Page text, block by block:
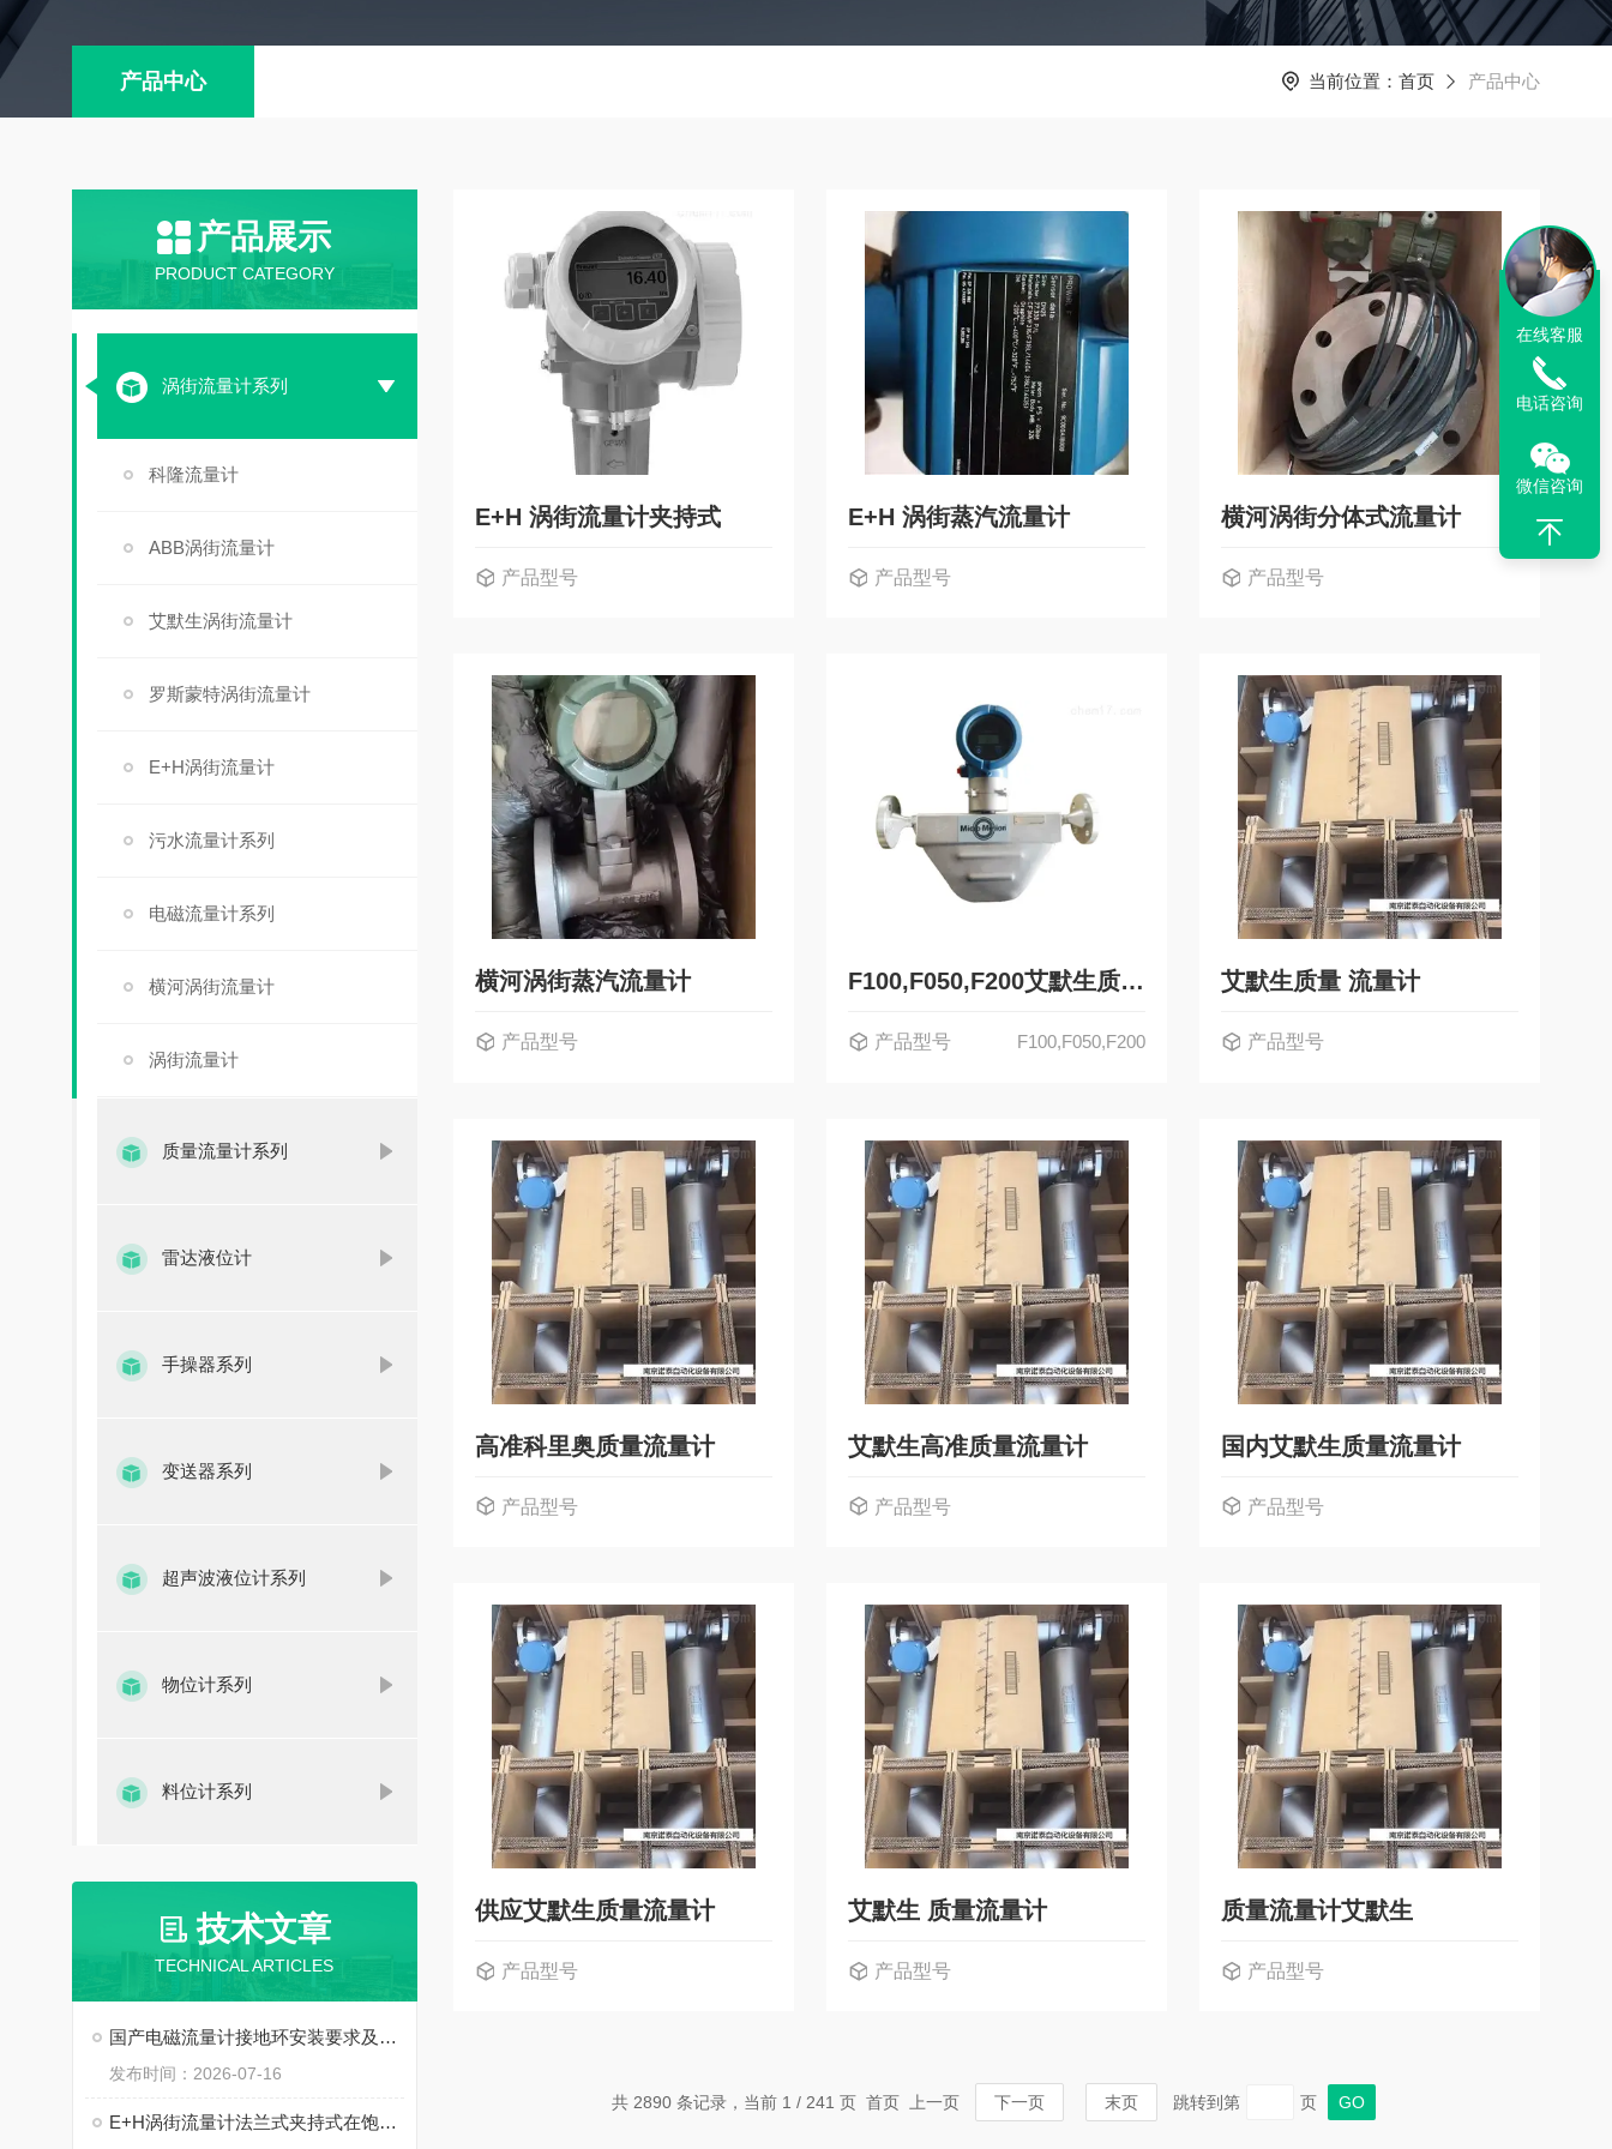
产品中心 当前位置： 首页 产品中心
产品展示
PRODUCT CATEGORY
涡街流量计系列
科隆流量计
ABB涡街流量计
艾默生涡街流量计
罗斯蒙特涡街流量计
E+H涡街流量计
污水流量计系列
电磁流量计系列
横河涡街流量计
涡街流量计
质量流量计系列
雷达液位计
手操器系列
变送器系列
超声波液位计系列
物位计系列
料位计系列
技术文章
TECHNICAL ARTICLES
国产电磁流量计接地环安装要求及常见测量波动解决方法
发布时间：2026-07-16
E+H涡街流量计法兰式夹持式在饱和蒸汽测量中的温压补偿及安装技巧
E+H 涡街流量计夹持式
产品型号
E+H 涡街蒸汽流量计
产品型号
横河涡街分体式流量计
产品型号
横河涡街蒸汽流量计
产品型号
F100,F050,F200艾默生质量流量计F系列
产品型号 F100,F050,F200
艾默生质量 流量计
产品型号
高准科里奥质量流量计
产品型号
艾默生高准质量流量计
产品型号
国内艾默生质量流量计
产品型号
供应艾默生质量流量计
产品型号
艾默生 质量流量计
产品型号
质量流量计艾默生
产品型号
共 2890 条记录，当前 1 / 241 页 首页 上一页 下一页 末页 跳转到第 页
在线客服
电话咨询
微信咨询